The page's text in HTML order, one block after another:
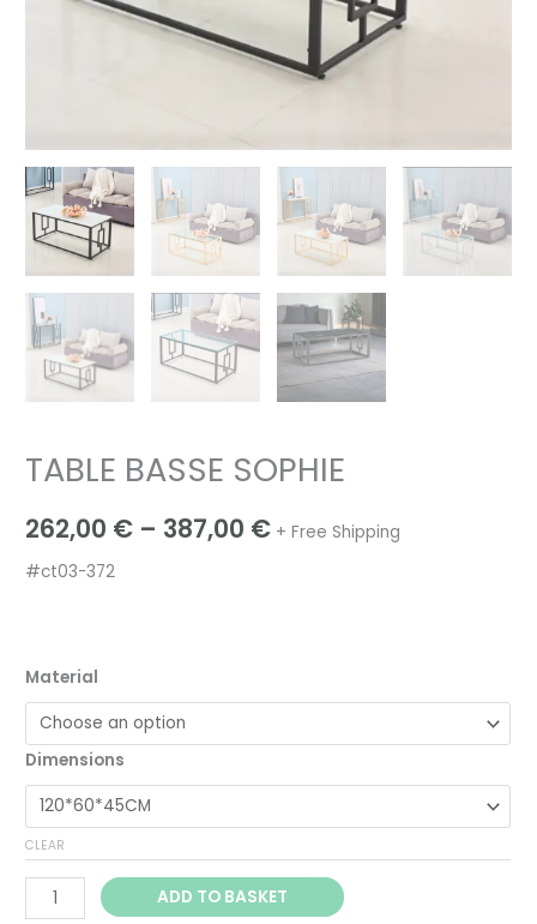
TABLE BASSE SOPHIE
262,00 € – 387,00 € + Free Shipping
#ct03-372
Material
Dimensions
CLEAR
ADD TO BASKET